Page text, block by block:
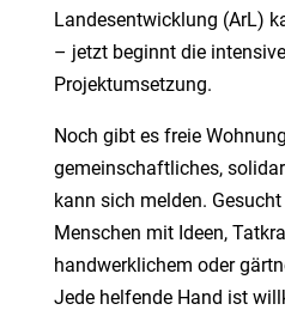
Landesentwicklung (ArL)
– jetzt beginnt die
Projektumsetzung.
Noch gibt es freie
gemeinschaftliches,
kann sich melden.
Menschen mit Ideen,
handwerklichem oder
Jede helfende Hand ist